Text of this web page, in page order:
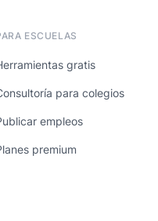
ESCUELAS
gratis
para colegios
empleos
premium